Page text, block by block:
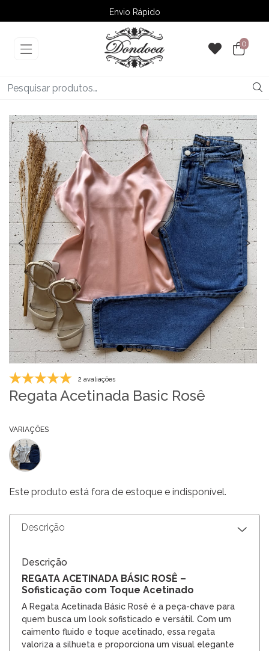
Envio Rápido
➚ Ofertas– Até 60% OFF
0
‹ ›
2 avaliações
Regata Acetinada Basic Rosê
VARIAÇÕES
Este produto está fora de estoque e indisponível.
Descrição
Descrição
REGATA ACETINADA BÁSIC ROSÊ –
Sofisticação com Toque Acetinado
A Regata Acetinada Básic Rosê é a peça-chave para
quem busca um look sofisticado e versátil. Com um
caimento fluido e toque acetinado, essa regata
valoriza a silhueta e proporciona um visual elegante